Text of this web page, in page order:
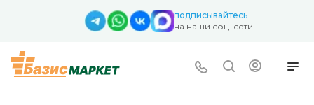
подписывайтесь
на наши соц. сети